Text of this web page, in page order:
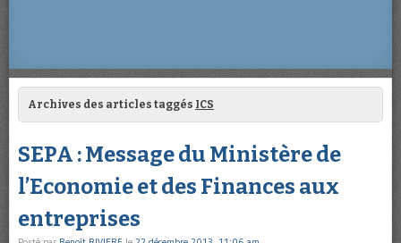
Archives des articles taggés ICS
SEPA : Message du Ministère de
l’Economie et des Finances aux
entreprises